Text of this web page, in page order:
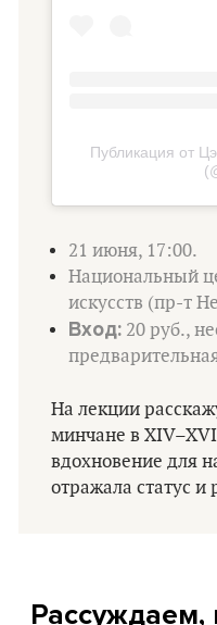
Публикация от
21 июня, 17:00.
Национальный
искусств (пр-т
Вход: 20 руб.,
На лекции
минчане в
вдохновение для
отражала статус и
Рассуждаем,